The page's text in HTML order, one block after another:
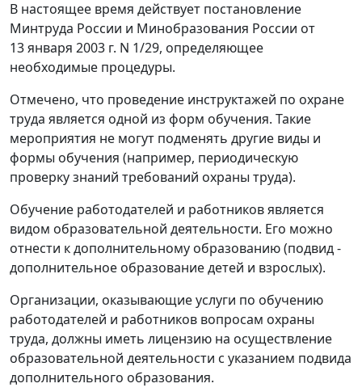
В настоящее время действует постановление
Минтруда России и Минобразования России от
13 января 2003 г. N 1/29, определяющее
необходимые процедуры.
Отмечено, что проведение инструктажей по охране
труда является одной из форм обучения. Такие
мероприятия не могут подменять другие виды и
формы обучения (например, периодическую
проверку знаний требований охраны труда).
Обучение работодателей и работников является
видом образовательной деятельности. Его можно
отнести к дополнительному образованию (подвид -
дополнительное образование детей и взрослых).
Организации, оказывающие услуги по обучению
работодателей и работников вопросам охраны
труда, должны иметь лицензию на осуществление
образовательной деятельности с указанием подвида
дополнительного образования.